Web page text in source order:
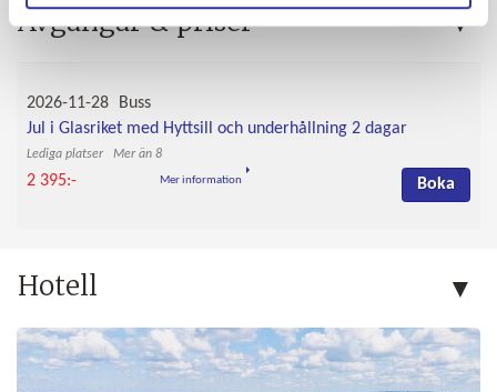
Avgångar & priser
2026-11-28
Buss
Jul i Glasriket med Hyttsill och underhållning 2 dagar
Mer än 8
2 395:- Boka
Mer information
Hotell